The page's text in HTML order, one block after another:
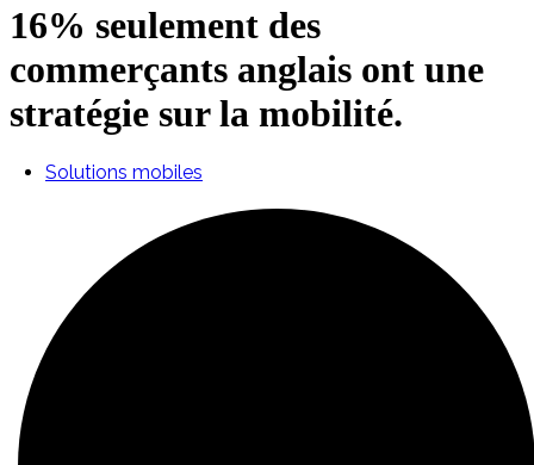
16% seulement des
commerçants anglais ont une
stratégie sur la mobilité.
Solutions mobiles